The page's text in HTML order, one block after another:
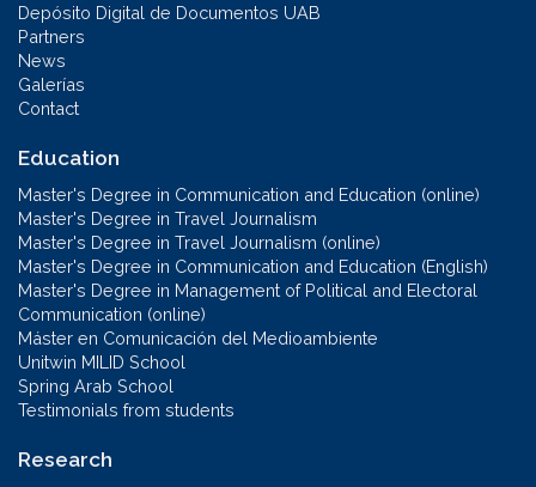
Depósito Digital de Documentos UAB
Partners
News
Galerías
Contact
Education
Master's Degree in Communication and Education (online)
Master's Degree in Travel Journalism
Master's Degree in Travel Journalism (online)
Master's Degree in Communication and Education (English)
Master's Degree in Management of Political and Electoral
Communication (online)
Máster en Comunicación del Medioambiente
Unitwin MILID School
Spring Arab School
Testimonials from students
Research